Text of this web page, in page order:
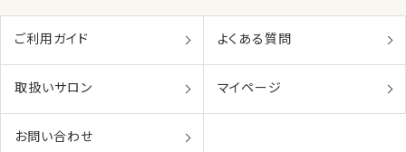
ご利用ガイド よくある質問
取扱いサロン マイページ
お問い合わせ